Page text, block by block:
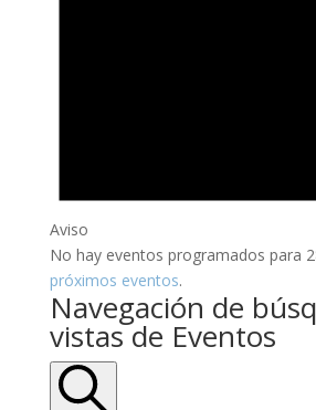
Aviso
No hay eventos programados para
próximos eventos.
Navegación de
vistas de Eventos